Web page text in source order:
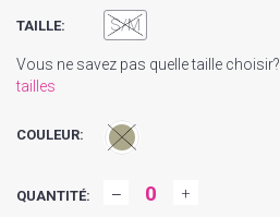
TAILLE: S/M
Vous ne savez pas quelle taille choisir?
tailles
COULEUR:
QUANTITÉ: